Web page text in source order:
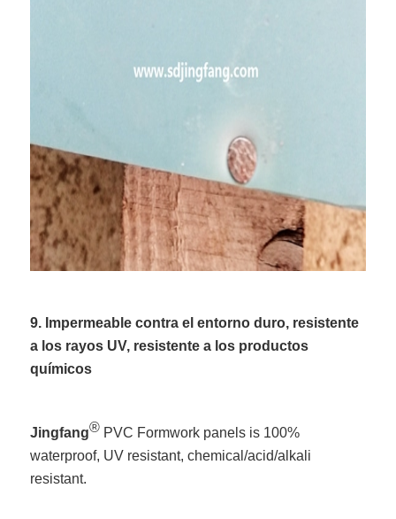
9. Impermeable contra el entorno duro, resistente
a los rayos UV, resistente a los productos
químicos
Jingfang® PVC Formwork panels is 100%
waterproof, UV resistant, chemical/acid/alkali
resistant.